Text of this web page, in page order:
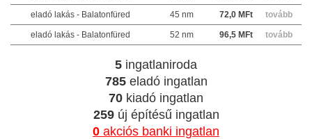
eladó lakás - Balatonfüred 45 nm 72,0 MFt tovább
eladó lakás - Balatonfüred 52 nm 96,5 MFt tovább
5 ingatlaniroda
785eladó ingatlan
70 kiadó ingatlan
259új építésű ingatlan
0 akciós banki ingatlan